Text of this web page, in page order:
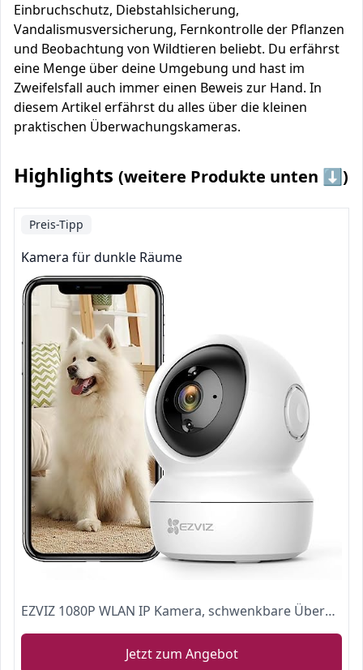
Einbruchschutz, Diebstahlsicherung,
Vandalismusversicherung, Fernkontrolle der Pflanzen
und Beobachtung von Wildtieren beliebt. Du erfährst
eine Menge über deine Umgebung und hast im
Zweifelsfall auch immer einen Beweis zur Hand. In
diesem Artikel erfährst du alles über die kleinen
praktischen Überwachungskameras.
Highlights (weitere Produkte unten ⬇️)
Preis-Tipp
Kamera für dunkle Räume
EZVIZ 1080P WLAN IP Kamera, schwenkbare Überwachungskamera Innen mit Zwei-Wege-Audio, Bewegungserfolgung, IR Nachtsicht für Haustier, Hunde, Babyphone kompatibel mit Alexa, C6N
Jetzt zum Angebot